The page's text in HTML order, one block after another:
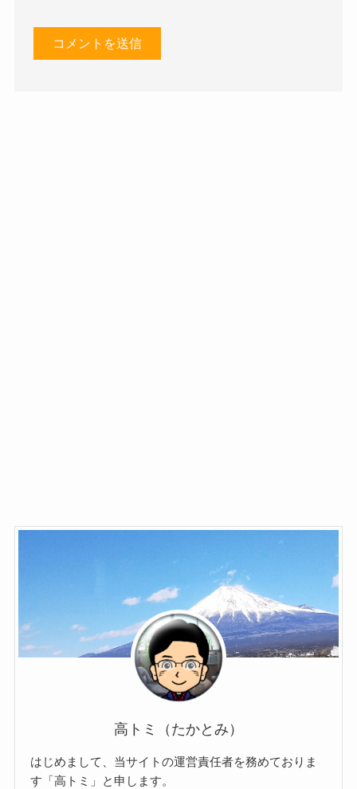
高トミ（たかとみ）
はじめまして、当サイトの運営責任者を務めておりま
す「高トミ」と申します。